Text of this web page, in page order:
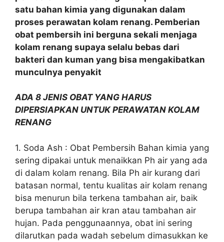
satu bahan kimia yang digunakan dalam
proses perawatan kolam renang. Pemberian
obat pembersih ini berguna sekali menjaga
kolam renang supaya selalu bebas dari
bakteri dan kuman yang bisa mengakibatkan
munculnya penyakit
ADA 8 JENIS OBAT YANG HARUS
DIPERSIAPKAN UNTUK PERAWATAN KOLAM
RENANG
1. Soda Ash : Obat Pembersih Bahan kimia yang
sering dipakai untuk menaikkan Ph air yang ada
di dalam kolam renang. Bila Ph air kurang dari
batasan normal, tentu kualitas air kolam renang
bisa menurun bila terkena tambahan air, baik
berupa tambahan air kran atau tambahan air
hujan. Pada penggunaannya, obat ini sering
dilarutkan pada wadah sebelum dimasukkan ke